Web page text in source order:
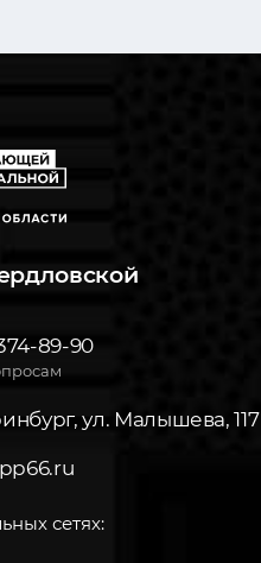
89-90
ул. Малышева, 117
сетях: